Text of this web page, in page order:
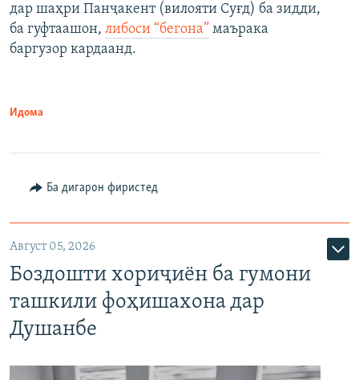
дар шаҳри Панҷакент (вилояти Суғд) ба зидди,
ба гуфтаашон, либоси “бегона” маърака
баргузор кардаанд.
Идома
Ба дигарон фиристед
Август 05, 2026
Боздошти хориҷиён ба гумони
ташкили фоҳишахона дар
Душанбе